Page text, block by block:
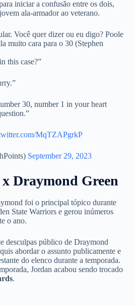
iniciar a confusão entre os dois,
ala-armador ao veterano.
Você quer dizer ou eu digo? Poole
muito cara para o 30 (Stephen
this case?”
30, number 1 in your heart
MqTZAPgrkP
September 29, 2023
Draymond Green
foi o principal tópico durante
State Warriors e gerou inúmeros
o ano.
desculpas público de Draymond
abordar o assunto publicamente e
do elenco durante a temporada.
Jordan acabou sendo trocado
.